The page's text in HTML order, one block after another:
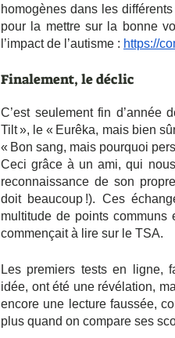
homogènes dans les
pour la mettre sur la bonne
l’impact de l’autisme : https://
Finalement, le déclic
C’est seulement fin d’année
Tilt », le « Eurêka, mais bien
« Bon sang, mais pourquoi
Ceci grâce à un ami, qui
reconnaissance de son
doit beaucoup !). Ces
multitude de points communs
commençait à lire sur le TSA.
Les premiers tests en ligne,
idée, ont été une révélation,
encore une lecture faussée,
plus quand on compare ses